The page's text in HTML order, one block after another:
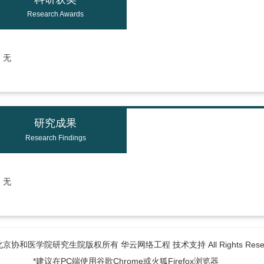
Research Awards
无
研究成果
Research Findings
无
协和医学院研究生院版权所有 华云网络工程 技术支持 All Rights
*建议在PC端使用谷歌Chrome或火狐Firefox浏览器